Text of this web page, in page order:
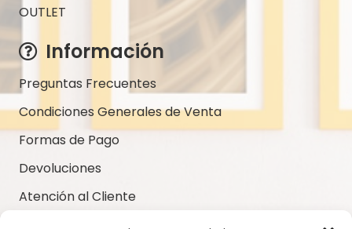
OUTLET
Información
Preguntas Frecuentes
Condiciones Generales de Venta
Formas de Pago
Devoluciones
Atención al Cliente
Servicio Post-Venta